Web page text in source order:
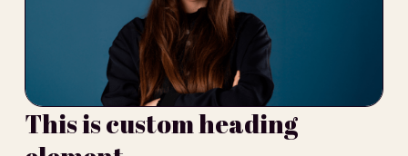
This is custom heading